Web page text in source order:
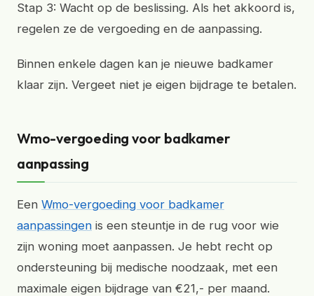
Stap 3: Wacht op de beslissing. Als het akkoord is,
regelen ze de vergoeding en de aanpassing.
Binnen enkele dagen kan je nieuwe badkamer
klaar zijn. Vergeet niet je eigen bijdrage te betalen.
Wmo-vergoeding voor badkamer
aanpassing
Een Wmo-vergoeding voor badkamer
aanpassingen is een steuntje in de rug voor wie
zijn woning moet aanpassen. Je hebt recht op
ondersteuning bij medische noodzaak, met een
maximale eigen bijdrage van €21,- per maand.